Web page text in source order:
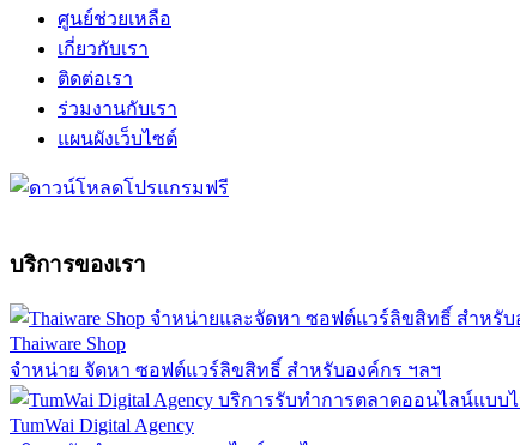
ศูนย์ช่วยเหลือ
เกี่ยวกับเรา
ติดต่อเรา
ร่วมงานกับเรา
แผนผังเว็บไซต์
บริการของเรา
Thaiware Shop
จำหน่าย จัดหา ซอฟต์แวร์ลิขสิทธิ์ สำหรับองค์กร ฯลฯ
TumWai Digital Agency